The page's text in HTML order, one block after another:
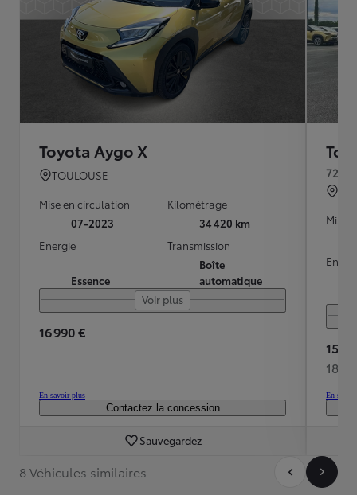
Toyota Aygo X
TOULOUSE
Mise en circulation
07-2023
Kilométrage
34 420 km
Energie
Essence
Transmission
Boîte
automatique
Voir plus
16 990 €
En savoir plus
Contactez la concession
Sauvegardez
72ch
Mise
15
186
En
8 Véhicules similaires